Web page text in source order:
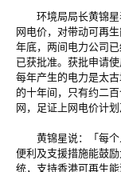
环境局局长黄锦星
网电价，对带动可再
年底，两间电力公司
已获批准。获批申请
每年产生的电力是太
的十年间，只有约二
网，足证上网电价计
黄锦星说：「每个
便利及支援措施能鼓
统，支持香港可再生